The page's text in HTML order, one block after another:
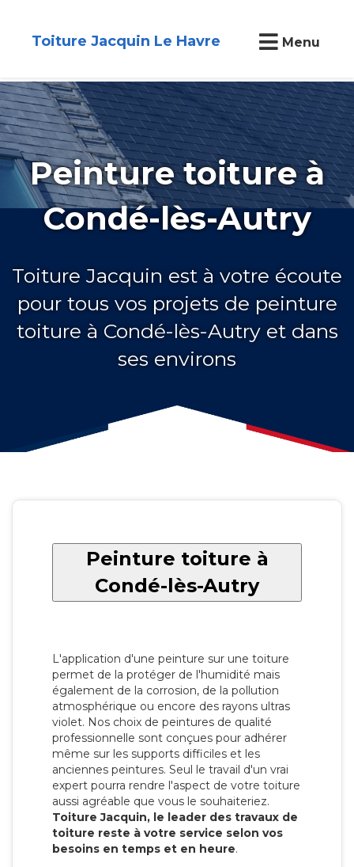
Toiture Jacquin Le Havre Menu
Peinture toiture à
Condé-lès-Autry
Toiture Jacquin est à votre écoute
pour tous vos projets de peinture
toiture à Condé-lès-Autry et dans
ses environs
Peinture toiture à
Condé-lès-Autry
L'application d'une peinture sur une toiture
permet de la protéger de l'humidité mais
également de la corrosion, de la pollution
atmosphérique ou encore des rayons ultras
violet. Nos choix de peintures de qualité
professionnelle sont conçues pour adhérer
même sur les supports difficiles et les
anciennes peintures. Seul le travail d'un vrai
expert pourra rendre l'aspect de votre toiture
aussi agréable que vous le souhaiteriez.
Toiture Jacquin, le leader des travaux de
toiture reste à votre service selon vos
besoins en temps et en heure.